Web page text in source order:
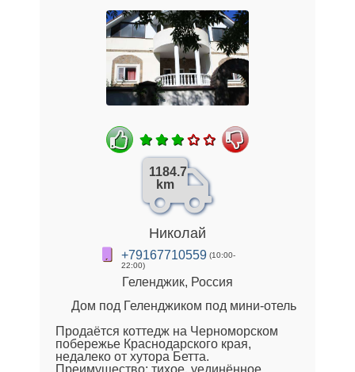
1184.7
km
Николай
+79167710559 (10:00-
22:00)
Геленджик, Россия
Дом под Геленджиком под мини-отель
Продаётся коттедж на Черноморском
побережье Краснодарского края,
недалеко от хутора Бетта.
Преимущество: тихое, уединённое